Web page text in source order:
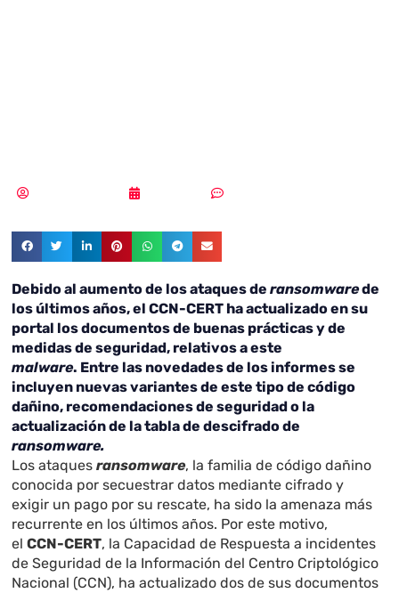
Debido al aumento de los ataques deransomwarede
los últimos años, el CCN-CERT ha actualizado en su
portal los documentos de buenas prácticas y de
medidas de seguridad, relativos a este
malware. Entre las novedades de los informes se
incluyen nuevas variantes de este tipo de código
dañino, recomendaciones de seguridad o la
actualización de la tabla de descifrado de
ransomware.
Los ataquesransomware, la familia de código dañino
conocida por secuestrar datos mediante cifrado y
exigir un pago por su rescate, ha sido la amenaza más
recurrente en los últimos años. Por este motivo,
elCCN-CERT, la Capacidad de Respuesta a incidentes
de Seguridad de la Información del Centro Criptológico
Nacional (CCN), ha actualizado dos de sus documentos